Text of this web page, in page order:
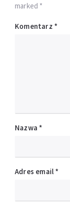
marked *
Komentarz *
Nazwa *
Adres email *